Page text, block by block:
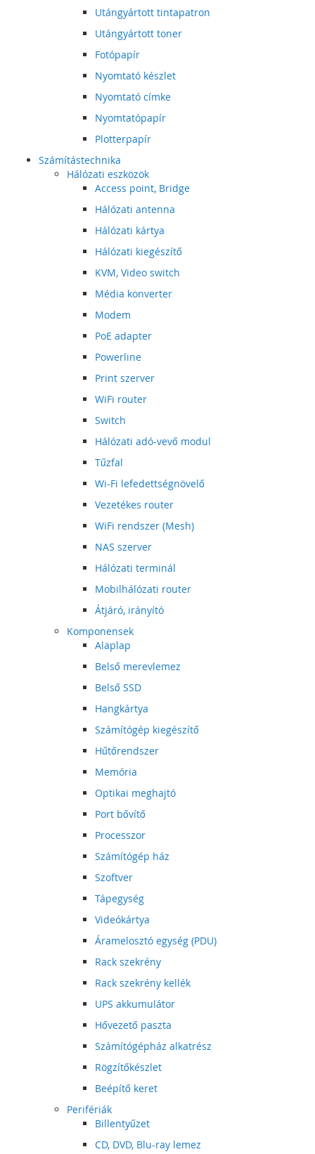
Utángyártott tintapatron
Utángyártott toner
Fotópapír
Nyomtató készlet
Nyomtató címke
Nyomtatópapír
Plotterpapír
Számítástechnika
Hálózati eszközök
Access point, Bridge
Hálózati antenna
Hálózati kártya
Hálózati kiegészítő
KVM, Video switch
Média konverter
Modem
PoE adapter
Powerline
Print szerver
WiFi router
Switch
Hálózati adó-vevő modul
Tűzfal
Wi-Fi lefedettségnövelő
Vezetékes router
WiFi rendszer (Mesh)
NAS szerver
Hálózati terminál
Mobilhálózati router
Átjáró, irányító
Komponensek
Alaplap
Belső merevlemez
Belső SSD
Hangkártya
Számítógép kiegészítő
Hűtőrendszer
Memória
Optikai meghajtó
Port bővítő
Processzor
Számítógép ház
Szoftver
Tápegység
Videókártya
Áramelosztó egység (PDU)
Rack szekrény
Rack szekrény kellék
UPS akkumulátor
Hővezető paszta
Számítógépház alkatrész
Rögzítőkészlet
Beépítő keret
Perifériák
Billentyűzet
CD, DVD, Blu-ray lemez